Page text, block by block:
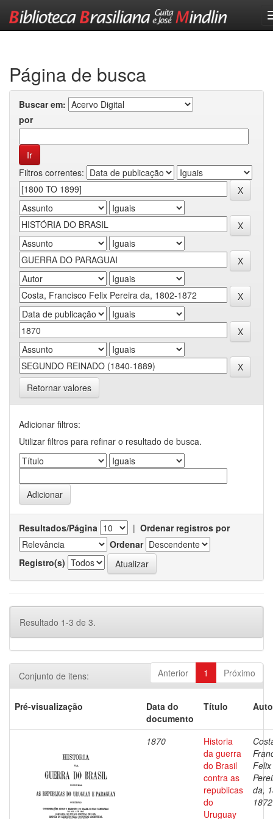
Página de busca
Buscar em:
por
Filtros correntes:
Retornar valores
Adicionar filtros:
Utilizar filtros para refinar o resultado de busca.
Resultados/Página | Ordenar registros por
Ordenar
Registro(s)
Resultado 1-3 de 3.
Anterior 1 Próximo
Conjunto de itens:
Pré-visualização
Data do
documento
Título
1870
Historia
da guerra
do Brasil
contra as
republicas
do
Uruguay
Felix
da,
1872